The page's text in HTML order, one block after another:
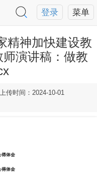
菜单
登录
精神加快建设教
演讲稿：做教
上传时间：2024-10-01